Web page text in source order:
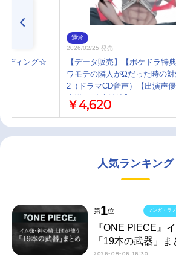
ディング☆
通常
2026/02/25 発売
【データ販売】【ポケドラ特
ワモテの隣人がΩだった時の
2（ドラマCD音声）【出演声
上洋平 鈴木崚汰】
￥4,620
人気ランキング
第1位
『ONE PIECE』
「19本の武器」
2026-08-06 16:30
マンガ・ラ